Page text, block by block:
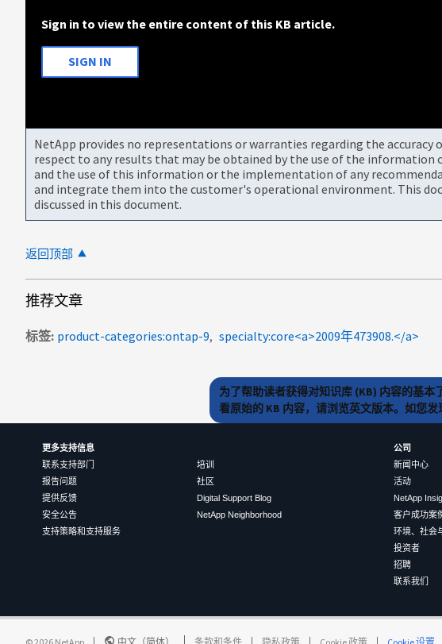
Sign in to view the entire content of this KB article.
SIGN IN
NetApp provides no representations or warranties regarding the
respect to any results that may be obtained by the use of the information
and the use of this information or the implementation of any
and integrate them into the customer's operational environment. This
discussed in this document.
返回顶部
推荐文章
标签 product-categories:ontap-9 specialty:core<a>2009年473908.</a>
为了帮助读者获得对知识库 (KB) 内容的基
看原始的 KB 内容，请浏览英文版本。如您
更多支持信息
联系支持部门
报告问题
提供反馈
安全公告
支持策略和支持服务
培训
社区
Digital Support Blog
NetApp Neighborhood
公司
新闻中心
活动
NetApp
客户成功案
环境、社会
投资者
招聘
联系我们